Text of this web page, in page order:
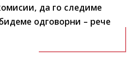
да го следиме
одговорни – рече